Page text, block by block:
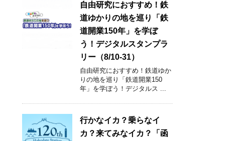
自由研究におすすめ！鉄
道ゆかりの地を巡り「鉄
道開業150年」を学ぼ
う！デジタルスタンプラ
リー（8/10-31）
自由研究におすすめ！鉄道ゆか
りの地を巡り「鉄道開業150
年」を学ぼう！デジタルス ...
行かなイカ？乗らなイ
カ？来てみなイカ？「函